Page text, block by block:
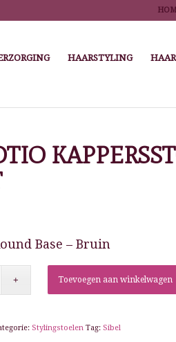
HAARSTYLING
Base – Bruin
Toevoegen aan winkelwagen
Stylingstoelen Tag:Sibel